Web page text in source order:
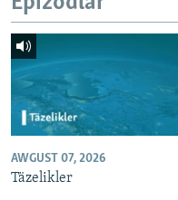
AWGUST 07, 2026
Täzelikler